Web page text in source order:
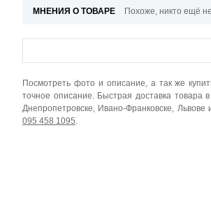
МНЕНИЯ О ТОВАРЕ Похоже, никто ещё
Посмотреть фото и описание, а так же
точное описание. Быстрая доставка товара
Днепропетровске, Ивано-Франковске,
095 458 1095